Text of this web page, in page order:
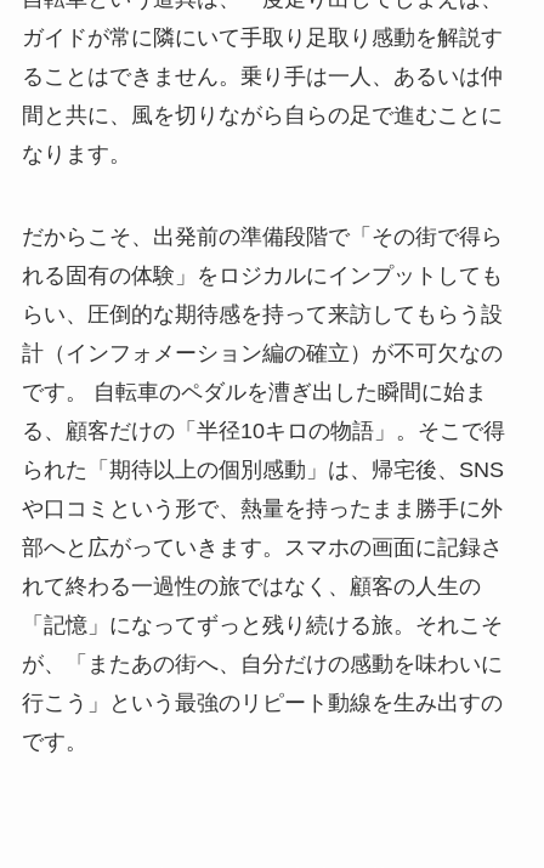
ガイドが常に隣にいて手取り足取り感動を解説す
ることはできません。乗り手は一人、あるいは仲
間と共に、風を切りながら自らの足で進むことに
なります。
だからこそ、出発前の準備段階で「その街で得ら
れる固有の体験」をロジカルにインプットしても
らい、圧倒的な期待感を持って来訪してもらう設
計（インフォメーション編の確立）が不可欠なの
です。 自転車のペダルを漕ぎ出した瞬間に始ま
る、顧客だけの「半径10キロの物語」。そこで得
られた「期待以上の個別感動」は、帰宅後、SNS
や口コミという形で、熱量を持ったまま勝手に外
部へと広がっていきます。スマホの画面に記録さ
れて終わる一過性の旅ではなく、顧客の人生の
「記憶」になってずっと残り続ける旅。それこそ
が、「またあの街へ、自分だけの感動を味わいに
行こう」という最強のリピート動線を生み出すの
です。